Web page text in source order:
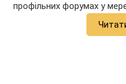
профільних форумах у